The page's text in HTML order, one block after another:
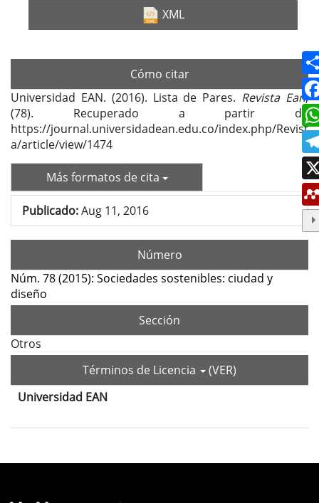
XML
Cómo citar
Universidad EAN. (2016). Lista de Pares. Revista Ean,
(78). Recuperado a partir de
https://journal.universidadean.edu.co/index.php/Revist
a/article/view/1474
Más formatos de cita
Publicado:Aug 11, 2016
Número
Núm. 78 (2015): Sociedades sostenibles: ciudad y
diseño
Sección
Otros
Términos de Licencia
(VER)
Contenido
principal
del
Universidad EAN
Detalles